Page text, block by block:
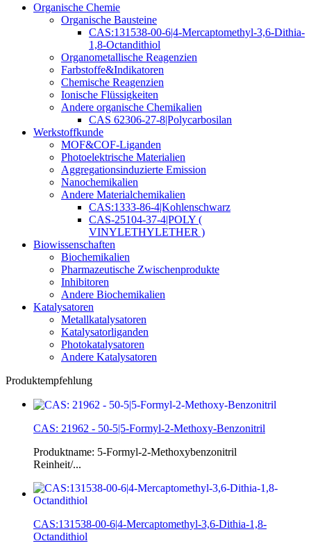
Organische Chemie
Organische Bausteine
CAS:131538-00-6|4-Mercaptomethyl-3,6-Dithia-
1,8-Octandithiol
Organometallische Reagenzien
Farbstoffe&Indikatoren
Chemische Reagenzien
Ionische Flüssigkeiten
Andere organische Chemikalien
CAS 62306-27-8|Polycarbosilan
Werkstoffkunde
MOF&COF-Liganden
Photoelektrische Materialien
Aggregationsinduzierte Emission
Nanochemikalien
Andere Materialchemikalien
CAS:1333-86-4|Kohlenschwarz
CAS-25104-37-4|POLY (
VINYLETHYLETHER )
Biowissenschaften
Biochemikalien
Pharmazeutische Zwischenprodukte
Inhibitoren
Andere Biochemikalien
Katalysatoren
Metallkatalysatoren
Katalysatorliganden
Photokatalysatoren
Andere Katalysatoren
Produktempfehlung
CAS: 21962 - 50-5|5-Formyl-2-Methoxy-Benzonitril
Produktname: 5-Formyl-2-Methoxybenzonitril
Reinheit/...
CAS:131538-00-6|4-Mercaptomethyl-3,6-Dithia-1,8-
Octandithiol